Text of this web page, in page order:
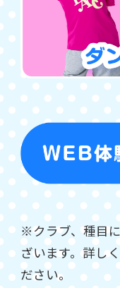
※クラブ、種目
ざいます。詳し
ださい。